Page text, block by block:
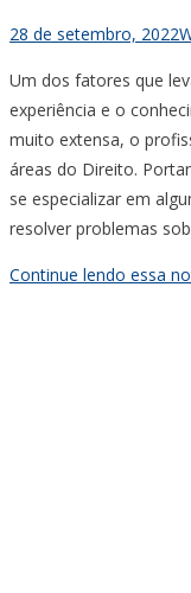
28 de setembro, 2022
Um dos fatores que
experiência e o
muito extensa, o
áreas do Direito.
se especializar em
resolver problemas
Continue lendo essa